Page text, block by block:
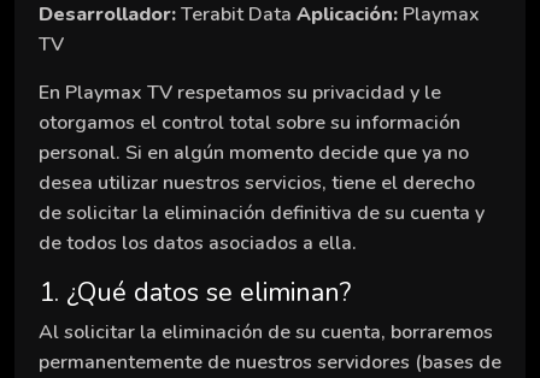
Desarrollador:Terabit Data Aplicación: Playmax
TV
En Playmax TV respetamos su privacidad y le
otorgamos el control total sobre su información
personal. Si en algún momento decide que ya no
desea utilizar nuestros servicios, tiene el derecho
de solicitar la eliminación definitiva de su cuenta y
de todos los datos asociados a ella.
1. ¿Qué datos se eliminan?
Al solicitar la eliminación de su cuenta, borraremos
permanentemente de nuestros servidores (bases de